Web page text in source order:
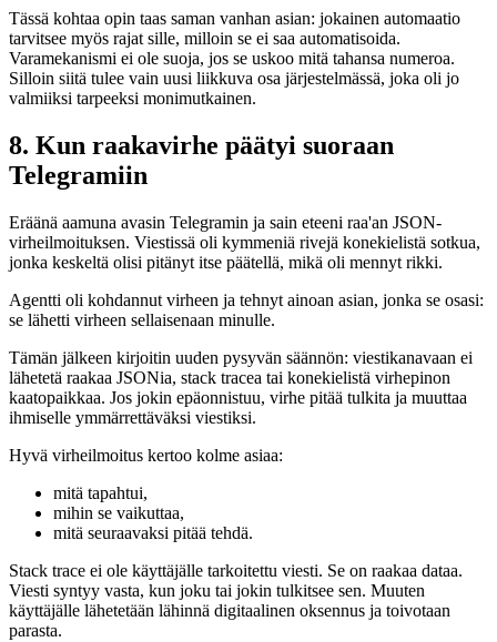
Tässä kohtaa opin taas saman vanhan asian: jokainen automaatio
tarvitsee myös rajat sille, milloin se ei saa automatisoida.
Varamekanismi ei ole suoja, jos se uskoo mitä tahansa numeroa.
Silloin siitä tulee vain uusi liikkuva osa järjestelmässä, joka oli jo
valmiiksi tarpeeksi monimutkainen.
8. Kun raakavirhe päätyi suoraan
Telegramiin
Eräänä aamuna avasin Telegramin ja sain eteeni raa'an JSON-
virheilmoituksen. Viestissä oli kymmeniä rivejä konekielistä sotkua,
jonka keskeltä olisi pitänyt itse päätellä, mikä oli mennyt rikki.
Agentti oli kohdannut virheen ja tehnyt ainoan asian, jonka se osasi:
se lähetti virheen sellaisenaan minulle.
Tämän jälkeen kirjoitin uuden pysyvän säännön: viestikanavaan ei
lähetetä raakaa JSONia, stack tracea tai konekielistä virhepinon
kaatopaikkaa. Jos jokin epäonnistuu, virhe pitää tulkita ja muuttaa
ihmiselle ymmärrettäväksi viestiksi.
Hyvä virheilmoitus kertoo kolme asiaa:
mitä tapahtui,
mihin se vaikuttaa,
mitä seuraavaksi pitää tehdä.
Stack trace ei ole käyttäjälle tarkoitettu viesti. Se on raakaa dataa.
Viesti syntyy vasta, kun joku tai jokin tulkitsee sen. Muuten
käyttäjälle lähetetään lähinnä digitaalinen oksennus ja toivotaan
parasta.